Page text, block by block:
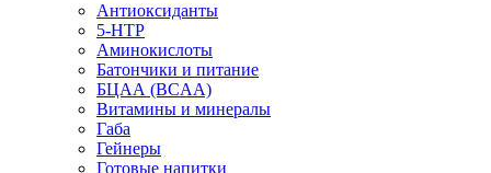
Антиоксиданты
5-HTP
Аминокислоты
Батончики и питание
БЦАА (BCAA)
Витамины и минералы
Габа
Гейнеры
Готовые напитки